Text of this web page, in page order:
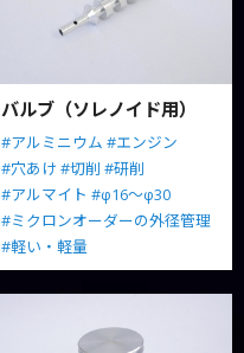
バルブ（ソレノイド用）
#アルミニウム #エンジン
#穴あけ #切削 #研削
#アルマイト #φ16～φ30
#ミクロンオーダーの外径管理
#軽い・軽量